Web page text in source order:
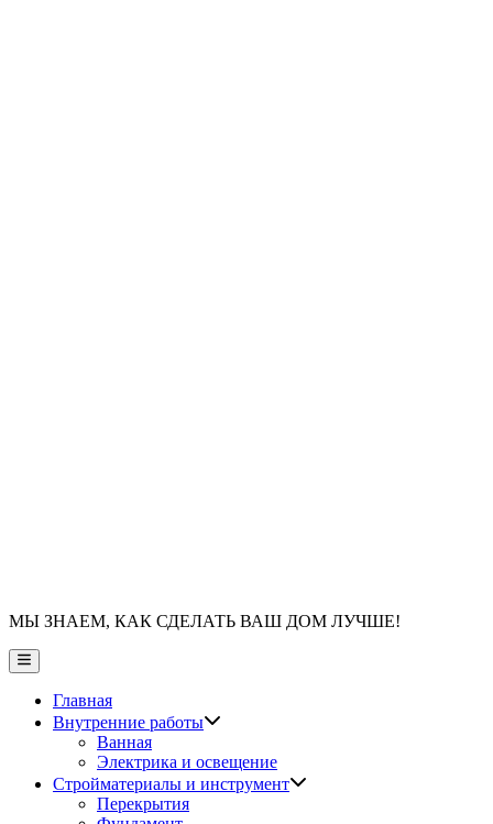
МЫ ЗНАЕМ, КАК СДЕЛАТЬ ВАШ ДОМ ЛУЧШЕ!
Главное
меню
Главная
Внутренние работы
Ванная
Электрика и освещение
Стройматериалы и инструмент
Перекрытия